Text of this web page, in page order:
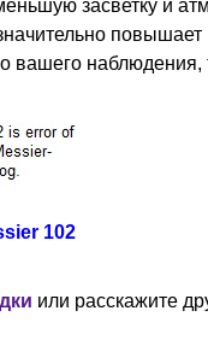
засветку и
вашего наблюдения,
102
или расскажите